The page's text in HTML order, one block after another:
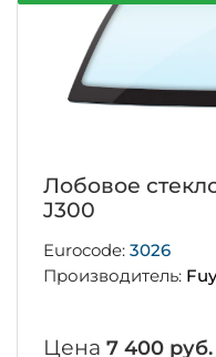
Лобовое
J300
Eurocode: 3026
Производитель:
Цена 7 400 руб.